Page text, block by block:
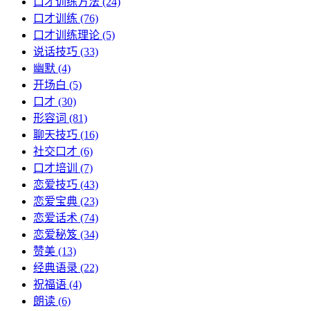
口才训练 (76)
口才训练理论 (5)
说话技巧 (33)
幽默 (4)
开场白 (5)
口才 (30)
形容词 (81)
聊天技巧 (16)
社交口才 (6)
口才培训
(7)
恋爱技巧 (43)
恋爱宝典 (23)
恋爱话术 (74)
恋爱秘笈 (34)
赞美 (13)
经典语录 (22)
祝福语 (4)
朗读 (6)